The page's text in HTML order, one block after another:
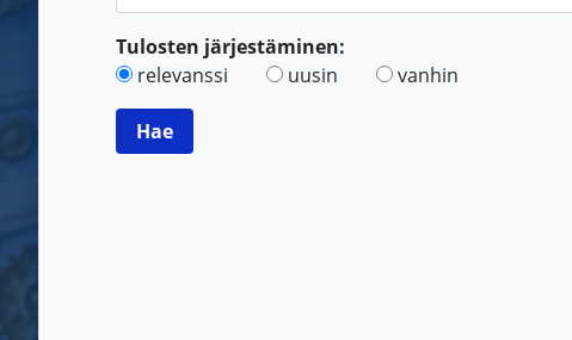
Tulosten järjestäminen:
relevanssi
uusin vanhin